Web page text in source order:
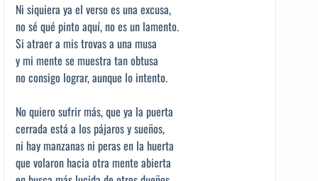
Ni siquiera ya el verso es una excusa,
no sé qué pinto aquí, no es un lamento.
Si atraer a mis trovas a una musa
y mi mente se muestra tan obtusa
no consigo lograr, aunque lo intento.
No quiero sufrir más, que ya la puerta
cerrada está a los pájaros y sueños,
ni hay manzanas ni peras en la huerta
que volaron hacia otra mente abierta